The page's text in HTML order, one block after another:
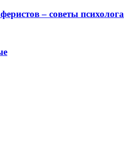
– советы психолога